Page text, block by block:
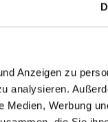
Anzeigen zu
analysieren.
Medien, Werbung
finden Sie